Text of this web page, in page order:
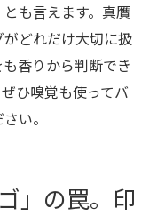
も言えます。真贋
どれだけ大切に扱
香りから判断でき
ひ嗅覚も使ってバ
い。
」の罠。印